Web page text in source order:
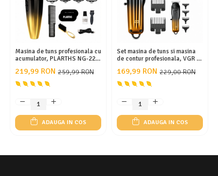
Masina de tuns profesionala cu
acumulator, PLARTHS NG-222,
gratare premium 1.5 - 25mm
259,99 RON
219,99 RON
ADAUGA IN COS
Set masina de tuns si masina
de contur profesionala, VGR V-
pieptan, gold
229,00 RON
169,99 RON
ADAUGA IN COS